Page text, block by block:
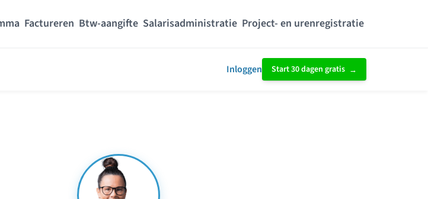
Factureren Btw-aangifte Salarisadministratie Project- en urenregistratie
Inloggen Start 30 dagen gratis